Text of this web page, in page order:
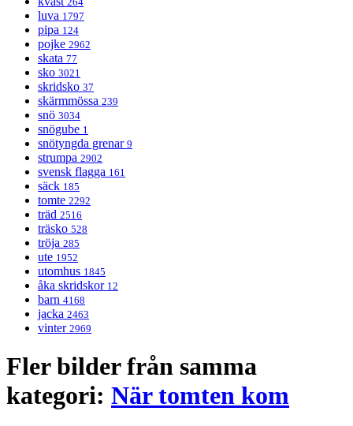
luva 1797
pipa 124
pojke 2962
skata 77
sko 3021
skridsko 37
skärmmössa 239
snö 3034
snögube 1
snötyngda grenar 9
strumpa 2902
svensk flagga 161
säck 185
tomte 2292
träd 2516
träsko 528
tröja 285
ute 1952
utomhus 1845
åka skridskor 12
barn 4168
jacka 2463
vinter 2969
Fler bilder från samma
kategori: När tomten kom